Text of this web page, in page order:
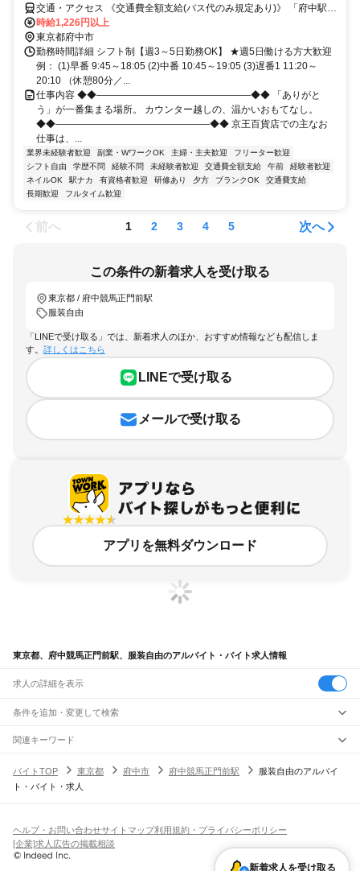
交通・アクセス 《交通費全額支給(バス代のみ規定あり)》 「府中駅」
徒歩3分/ 「府中本町」徒歩12分/ 「府中競馬正門前駅」徒歩13分 /
「分倍河原駅」徒歩19分 /「東府中駅」徒歩20分
時給1,226円以上
東京都府中市
勤務時間詳細 シフト制【週3～5日勤務OK】 ★週5日働ける方大歓迎
例： (1)早番 9:45～18:05 (2)中番 10:45～19:05 (3)遅番1 11:20～
20:10 （休憩80分／...
仕事内容 ◆◆――――――――――――――――◆◆ 「ありがと
う」が一番集まる場所。 カウンター越しの、温かいおもてなし。
◆◆――――――――――――――――◆◆ 京王百貨店での主なお
仕事は、...
業界未経験者歓迎 副業・WワークOK 主婦・主夫歓迎
フリーター歓迎
シフト自由
学歴不問 経験不問 未経験者歓迎 交通費全額支給 午前
経験者歓迎
ネイルOK
駅ナカ 有資格者歓迎 研修あり 夕方 ブランクOK
交通費支給
長期歓迎
フルタイム歓迎
前へ 1 2 3 4 5 次へ
この条件の新着求人を受け取る
東京都 / 府中競馬正門前駅
服装自由
「LINEで受け取る」では、新着求人のほか、おすすめ情報なども配信しま
す。 詳しくはこちら
LINEで受け取る
メールで受け取る
アプリを無料ダウンロード
東京都、府中競馬正門前駅、服装自由のアルバイト・バイト求人情報
求人の詳細を表示
条件を追加・変更して検索
市区町村を追加・変更
東京都すべて
東京23区すべて
江戸川区
八王子市立川市武蔵野市 昭島市調布市町田市小金井市
小平市日野市 狛江市 東大和市 清瀬市
駅を追加・変更
JR山手線
大崎駅五反田駅目黒駅恵比寿駅 代々木駅新宿駅新大久保駅
高田馬場駅
田端駅 西日暮里駅
職種を追加・変更
飲食・フードサービスすべて
ホールスタッフキッチンスタッフ
パン屋（ベーカリー）
バー（BAR）・バーテンダー
飲食店（店長・マネージャー）
人気
日払いOK高校生歓迎 髪型・髪色自由
雇用形態を追加・変更
関連キーワード
バイトTOP
東京都 府中市 府中競馬正門前駅
服装自由のアルバイ
ト・バイト・求人
新着求人を受け取る
ヘルプ・お問い合わせサイトマップ利用規約・プライバシーポリシー
[企業]求人広告の掲載相談